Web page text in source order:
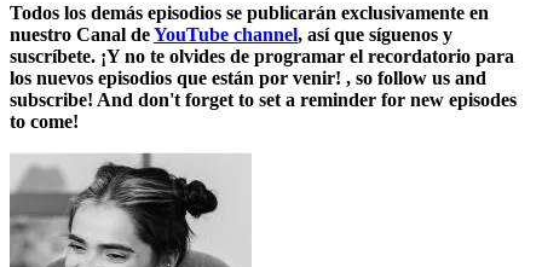
Todos los demás episodios se publicarán exclusivamente en
nuestro Canal deYouTube channel, así que síguenos y
suscríbete. ¡Y no te olvides de programar el recordatorio para
los nuevos episodios que están por venir! , so follow us and
subscribe! And don't forget to set a reminder for new episodes
to come!